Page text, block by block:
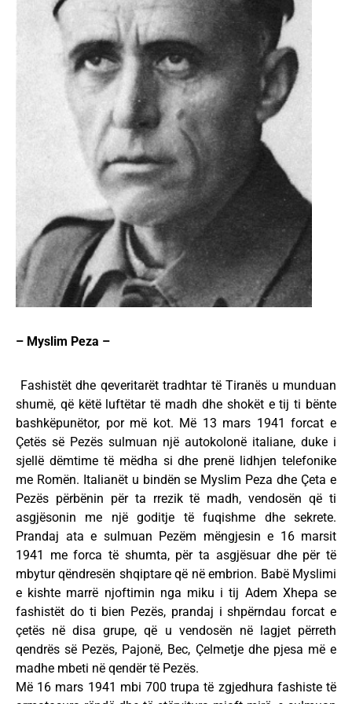
– Myslim Peza –
Fashistët dhe qeveritarët tradhtar të Tiranës u munduan
shumë, që këtë luftëtar të madh dhe shokët e tij ti bënte
bashkëpunëtor, por më kot. Më 13 mars 1941 forcat e
Çetës së Pezës sulmuan një autokolonë italiane, duke i
sjellë dëmtime të mëdha si dhe prenë lidhjen telefonike
me Romën. Italianët u bindën se Myslim Peza dhe Çeta e
Pezës përbënin për ta rrezik të madh, vendosën që ti
asgjësonin me një goditje të fuqishme dhe sekrete.
Prandaj ata e sulmuan Pezëm mëngjesin e 16 marsit
1941 me forca të shumta, për ta asgjësuar dhe për të
mbytur qëndresën shqiptare që në embrion. Babë Myslimi
e kishte marrë njoftimin nga miku i tij Adem Xhepa se
fashistët do ti bien Pezës, prandaj i shpërndau forcat e
çetës në disa grupe, që u vendosën në lagjet përreth
qendrës së Pezës, Pajonë, Bec, Çelmetje dhe pjesa më e
madhe mbeti në qendër të Pezës.
Më 16 mars 1941 mbi 700 trupa të zgjedhura fashiste të